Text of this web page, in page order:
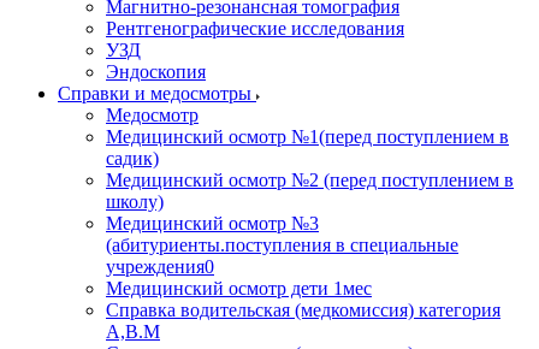
Магнитно-резонансная томография
Рентгенографические исследования
УЗД
Эндоскопия
Справки и медосмотры
Медосмотр
Медицинский осмотр №1(перед поступлением в
садик)
Медицинский осмотр №2 (перед поступлением в
школу)
Медицинский осмотр №3
(абитуриенты.поступления в специальные
учреждения0
Медицинский осмотр дети 1мес
Справка водительская (медкомиссия) категория
А,В.М